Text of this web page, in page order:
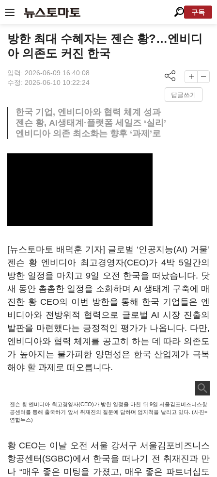
구독
방한 최대 수혜자는 젠슨 황?…엔비디
아 의존도 커진 한국
입력: 2026-06-09 16:40:08
수정: 2026-06-10 10:22:24
답글쓰기
한국 기업, 엔비디아와 협력 체계 성과
젠슨 황, AI생태계·플랫폼 세일즈 ‘실리’
엔비디아 의존 최소화는 향후 ‘과제’로
[뉴스토마토 배덕훈 기자] 글로벌 ‘인공지능(AI) 거물’
젠슨 황 엔비디아 최고경영자(CEO)가 4박5일간의
방한 일정을 마치고9일 오전 한국을 떠났습니다. 닷
새 동안 촘촘한 일정을 소화하며 AI 생태계 구축에 매
진한 황 CEO의 이번 방한을 통해 한국 기업들은 엔
비디아와 전방위적 협력으로 글로벌AI시장 진출의
발판을 마련했다는 긍정적인 평가가 나옵니다. 다만,
엔비디아와 협력 체계를 공고히 하는 데 따라 의존도
가 높아지는 불가피한 양면성은 한국 산업계가 극복
해야 할 과제로 떠오릅니다.
젠슨 황 엔비디아 최고경영자(CEO)가 방한 일정을 마친 뒤 9일 서울김포비즈니스항
공센터를 통해 출국하기 앞서 취재진의 질문에 답하며 엄지척을 날리고 있다. (사진=
연합뉴스)
황 CEO는 이날 오전 서울 강서구 서울김포비즈니스
항공센터 (SGBC)에서 한국을 떠나기 전 취재진과 만
나 “매우 좋은 미팅을 가졌고, 매우 좋은 파트너십도